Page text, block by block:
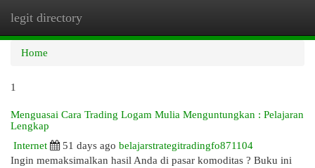
legit directory
Home
1
Menguasai Cara Trading Logam Mulia Menguntungkan : Pelajaran
Lengkap
Internet
51 days ago belajarstrategitradingfo871104
Ingin memaksimalkan hasil Anda di pasar komoditas ? Buku ini